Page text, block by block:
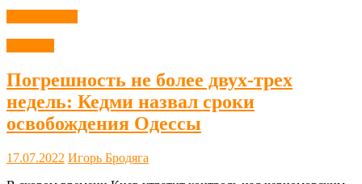
Погрешность не более двух-трех
недель: Кедми назвал сроки
освобождения Одессы
17.07.2022 Игорь Бродяга